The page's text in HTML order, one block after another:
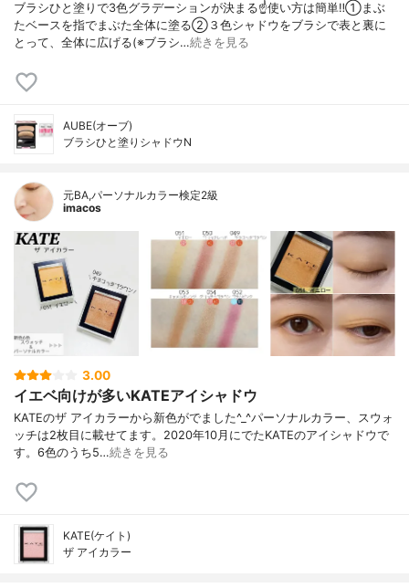
ブラシひと塗りで3色グラデーションが決まる☝️使い方は簡単‼️①まぶ
たベースを指でまぶた全体に塗る②３色シャドウをブラシで表と裏に
とって、全体に広げる(※ブラシ…続きを見る
AUBE(オーブ)
ブラシひと塗りシャドウN
元BA,パーソナルカラー検定2級
imacos
3.00
イエベ向けが多いKATEアイシャドウ
KATEのザ アイカラーから新色がでました^_^パーソナルカラー、スウォ
ッチは2枚目に載せてます。2020年10月にでたKATEのアイシャドウで
す。6色のうち5…続きを見る
KATE(ケイト)
ザ アイカラー